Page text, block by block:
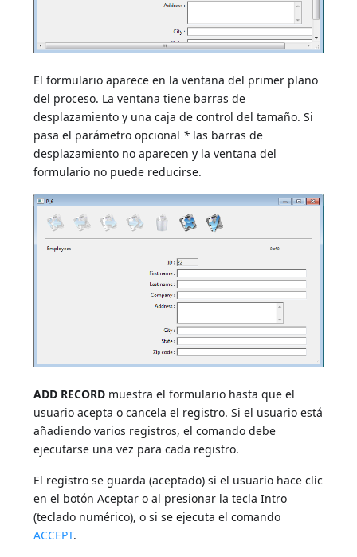
El formulario aparece en la ventana del primer plano
del proceso. La ventana tiene barras de
desplazamiento y una caja de control del tamaño. Si
pasa el parámetro opcional * las barras de
desplazamiento no aparecen y la ventana del
formulario no puede reducirse.
ADD RECORD muestra el formulario hasta que el
usuario acepta o cancela el registro. Si el usuario está
añadiendo varios registros, el comando debe
ejecutarse una vez para cada registro.
El registro se guarda (aceptado) si el usuario hace clic
en el botón Aceptar o al presionar la tecla Intro
(teclado numérico), o si se ejecuta el comando
ACCEPT.